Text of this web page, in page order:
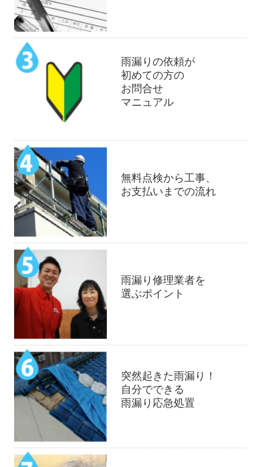
雨漏りの依頼が
初めての方の
お問合せ
マニュアル
無料点検から工事、
お支払いまでの流れ
雨漏り修理業者を
選ぶポイント
突然起きた雨漏り！
自分でできる
雨漏り応急処置